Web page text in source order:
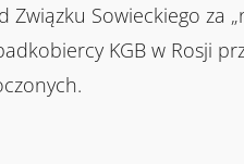
Związku Sowieckiego za
KGB w Rosji